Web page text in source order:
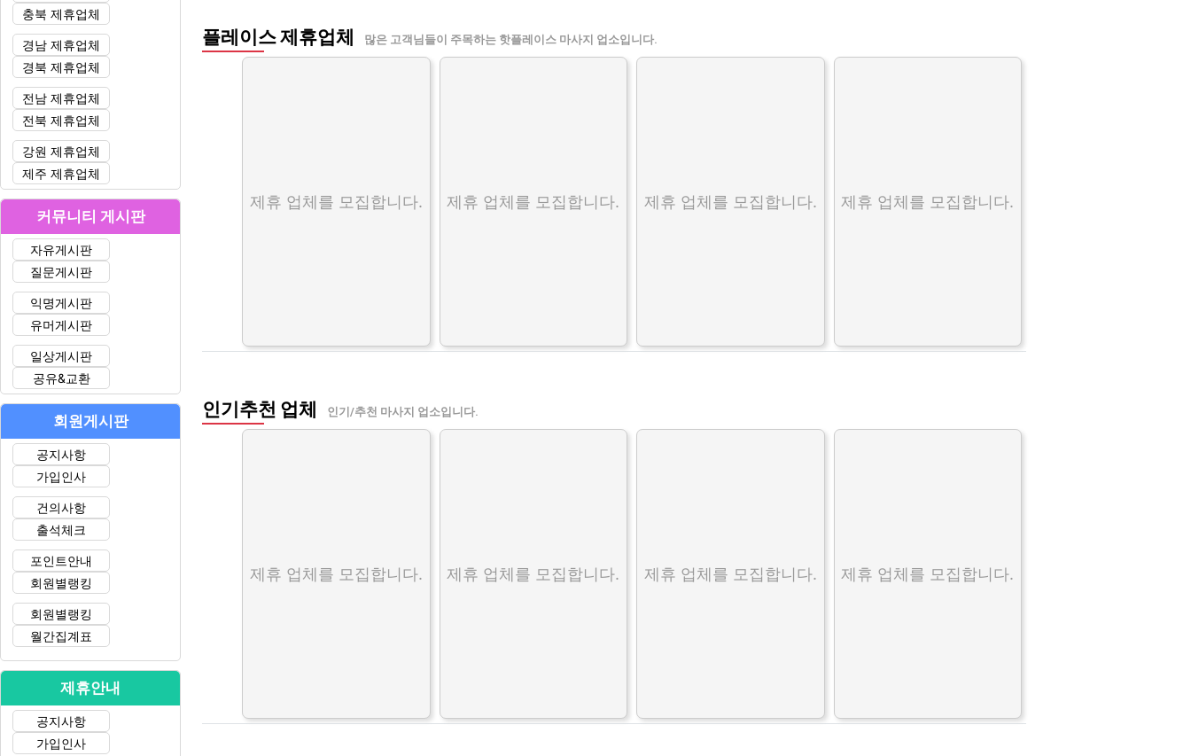
플레이스 제휴업체 많은 고객님들이 주목하는 핫플레이스 마사지 업소입니다.
제휴 업체를 모집합니다. 제휴 업체를 모집합니다. 제휴 업체를 모집합니다. 제휴 업체를 모집합니다.
인기추천 업체 인기/추천 마사지 업소입니다.
제휴 업체를 모집합니다. 제휴 업체를 모집합니다. 제휴 업체를 모집합니다. 제휴 업체를 모집합니다.
충북 제휴업체
경남 제휴업체
경북 제휴업체
전남 제휴업체
전북 제휴업체
강원 제휴업체
제주 제휴업체
커뮤니티 게시판
자유게시판
질문게시판
익명게시판
유머게시판
일상게시판
공유&교환
회원게시판
공지사항
가입인사
건의사항
출석체크
포인트안내
회원별랭킹
회원별랭킹
월간집계표
제휴안내
공지사항
가입인사